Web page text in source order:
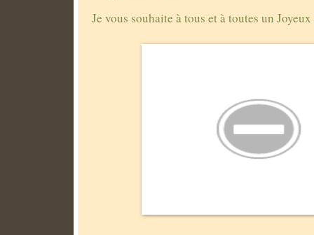
Je vous souhaite à tous et à toutes un